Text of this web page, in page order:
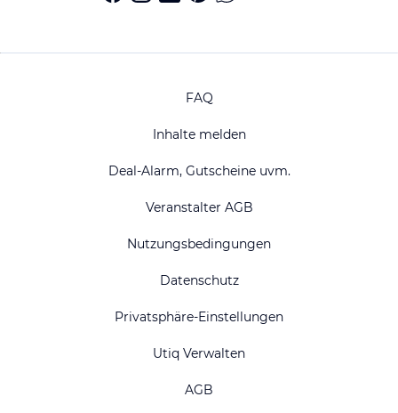
FAQ
Inhalte melden
Deal-Alarm, Gutscheine uvm.
Veranstalter AGB
Nutzungsbedingungen
Datenschutz
Privatsphäre-Einstellungen
Utiq Verwalten
AGB